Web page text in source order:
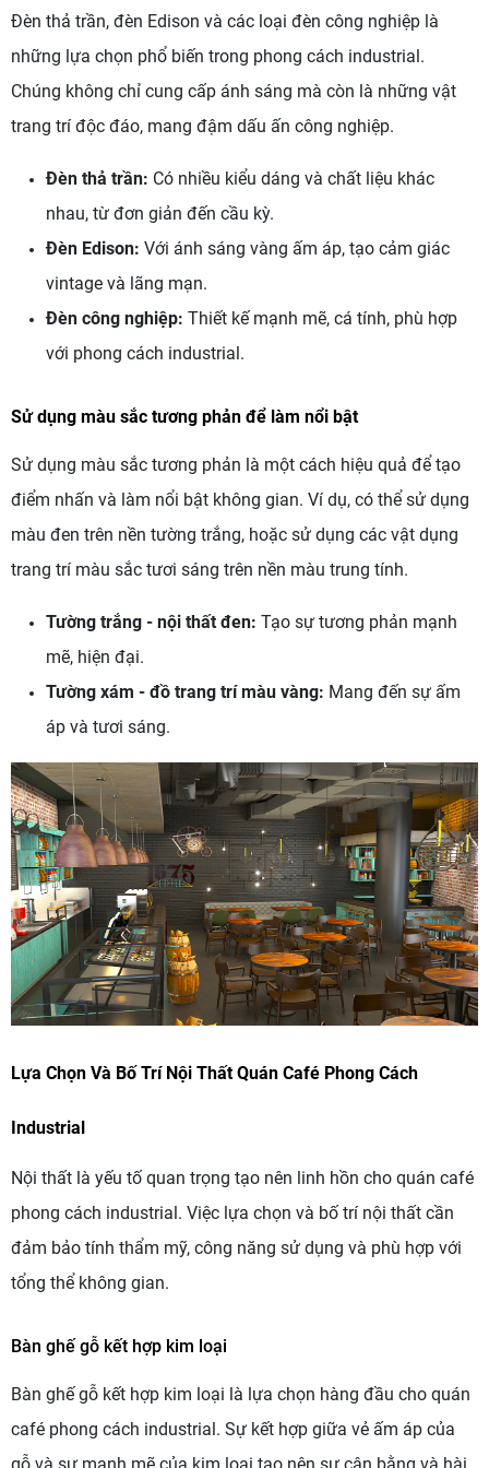
Đèn thả trần, đèn Edison và các loại đèn công nghiệp là
những lựa chọn phổ biến trong phong cách industrial.
Chúng không chỉ cung cấp ánh sáng mà còn là những vật
trang trí độc đáo, mang đậm dấu ấn công nghiệp.
Đèn thả trần: Có nhiều kiểu dáng và chất liệu khác
nhau, từ đơn giản đến cầu kỳ.
Đèn Edison: Với ánh sáng vàng ấm áp, tạo cảm giác
vintage và lãng mạn.
Đèn công nghiệp: Thiết kế mạnh mẽ, cá tính, phù hợp
với phong cách industrial.
Sử dụng màu sắc tương phản để làm nổi bật
Sử dụng màu sắc tương phản là một cách hiệu quả để tạo
điểm nhấn và làm nổi bật không gian. Ví dụ, có thể sử dụng
màu đen trên nền tường trắng, hoặc sử dụng các vật dụng
trang trí màu sắc tươi sáng trên nền màu trung tính.
Tường trắng - nội thất đen: Tạo sự tương phản mạnh
mẽ, hiện đại.
Tường xám - đồ trang trí màu vàng: Mang đến sự ấm
áp và tươi sáng.
Lựa Chọn Và Bố Trí Nội Thất Quán Café Phong Cách
Industrial
Nội thất là yếu tố quan trọng tạo nên linh hồn cho quán café
phong cách industrial. Việc lựa chọn và bố trí nội thất cần
đảm bảo tính thẩm mỹ, công năng sử dụng và phù hợp với
tổng thể không gian.
Bàn ghế gỗ kết hợp kim loại
Bàn ghế gỗ kết hợp kim loại là lựa chọn hàng đầu cho quán
café phong cách industrial. Sự kết hợp giữa vẻ ấm áp của